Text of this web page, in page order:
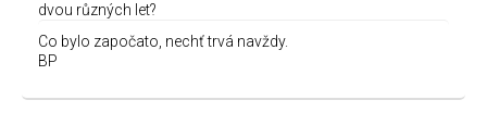
dvou různých let?
Co bylo započato, nechť trvá navždy.
BP